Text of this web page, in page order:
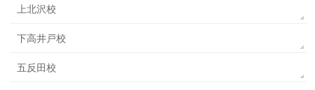
上北沢校
下高井戸校
五反田校